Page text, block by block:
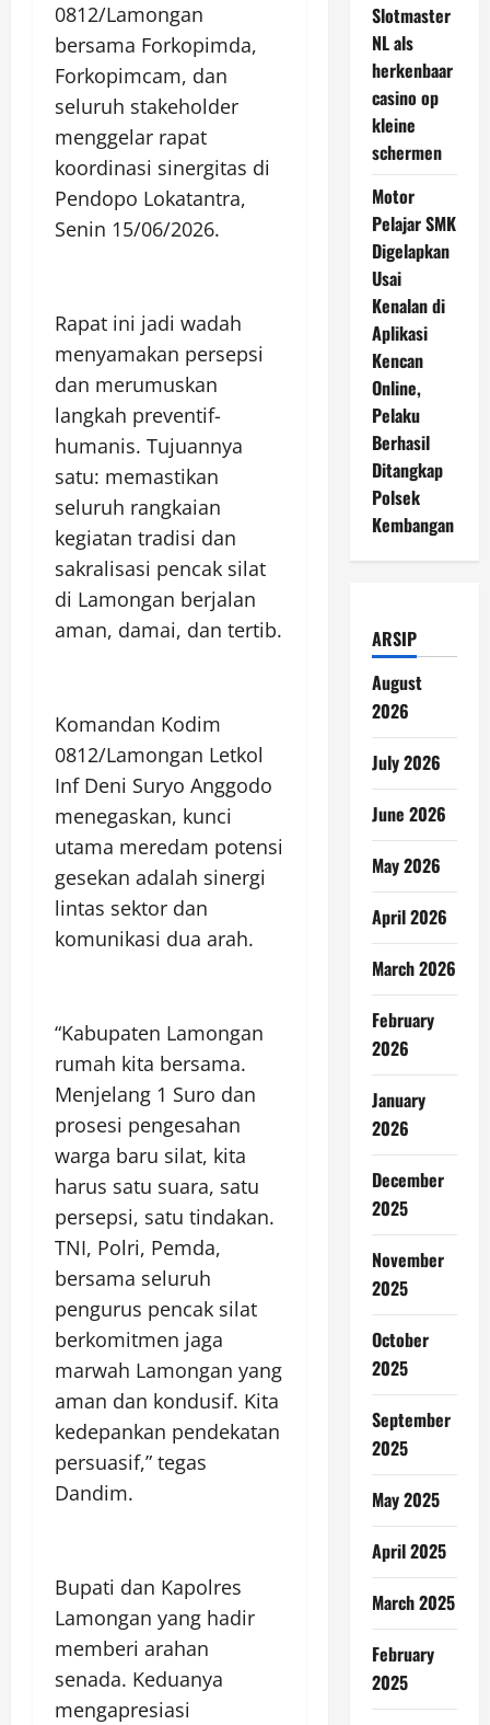
0812/Lamongan
bersama Forkopimda,
Forkopimcam, dan
seluruh stakeholder
menggelar rapat
koordinasi sinergitas di
Pendopo Lokatantra,
Senin 15/06/2026.
Rapat ini jadi wadah
menyamakan persepsi
dan merumuskan
langkah preventif-
humanis. Tujuannya
satu: memastikan
seluruh rangkaian
kegiatan tradisi dan
sakralisasi pencak silat
di Lamongan berjalan
aman, damai, dan tertib.
Komandan Kodim
0812/Lamongan Letkol
Inf Deni Suryo Anggodo
menegaskan, kunci
utama meredam potensi
gesekan adalah sinergi
lintas sektor dan
komunikasi dua arah.
“Kabupaten Lamongan
rumah kita bersama.
Menjelang 1 Suro dan
prosesi pengesahan
warga baru silat, kita
harus satu suara, satu
persepsi, satu tindakan.
TNI, Polri, Pemda,
bersama seluruh
pengurus pencak silat
berkomitmen jaga
marwah Lamongan yang
aman dan kondusif. Kita
kedepankan pendekatan
persuasif,” tegas
Dandim.
Bupati dan Kapolres
Lamongan yang hadir
memberi arahan
senada. Keduanya
mengapresiasi
Slotmaster
NL als
herkenbaar
casino op
kleine
schermen
Motor
Pelajar SMK
Digelapkan
Usai
Kenalan di
Aplikasi
Kencan
Online,
Pelaku
Berhasil
Ditangkap
Polsek
Kembangan
ARSIP
August
2026
July 2026
June 2026
May 2026
April 2026
March 2026
February
2026
January
2026
December
2025
November
2025
October
2025
September
2025
May 2025
April 2025
March 2025
February
2025